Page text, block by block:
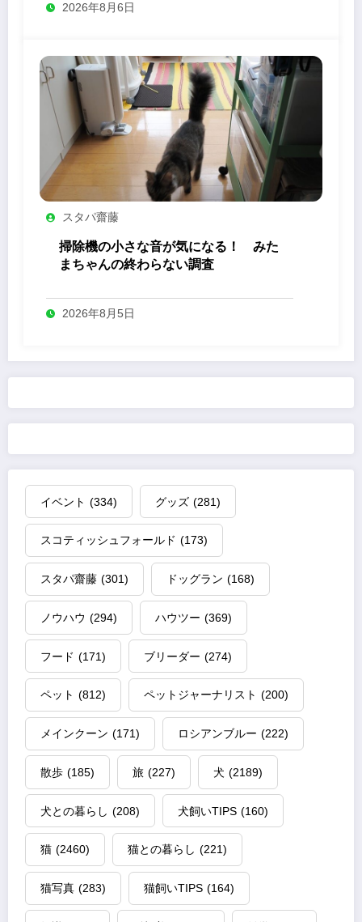
2026年8月6日
スタパ齋藤
掃除機の小さな音が気になる！ みた
まちゃんの終わらない調査
2026年8月5日
イベント (334) グッズ (281)
スコティッシュフォールド (173)
スタパ齋藤 (301) ドッグラン (168)
ノウハウ (294) ハウツー (369)
フード (171) ブリーダー (274)
ペット (812) ペットジャーナリスト (200)
メインクーン (171) ロシアンブルー (222)
散歩 (185) 旅 (227) 犬 (2189)
犬との暮らし (208) 犬飼いTIPS (160)
猫 (2460) 猫との暮らし (221)
猫写真 (283) 猫飼いTIPS (164)